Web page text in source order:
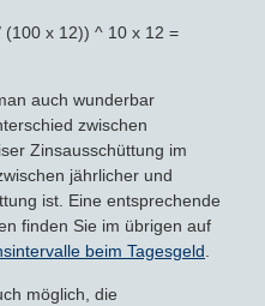
(100 x 12)) ^ 10 x 12 =
auch wunderbar
zwischen
Zinsausschüttung im
jährlicher und
ist. Eine entsprechende
finden Sie im übrigen auf
beim Tagesgeld.
möglich, die